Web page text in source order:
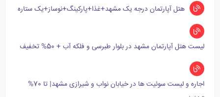
هتل آپارتمان درجه یک مشهد+غذا+پارکینگ+نوساز+یک ستاره
لیست هتل آپارتمان مشهد در بلوار طبرسی و فلکه آب + 50% تخفیف
اجاره و لیست سوئیت ها در خیابان نواب و شیرازی مشهد| تا 70%